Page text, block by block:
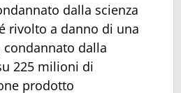
dalla scienza
rivolto a danno di una
dalla
225 milioni di
prodotto